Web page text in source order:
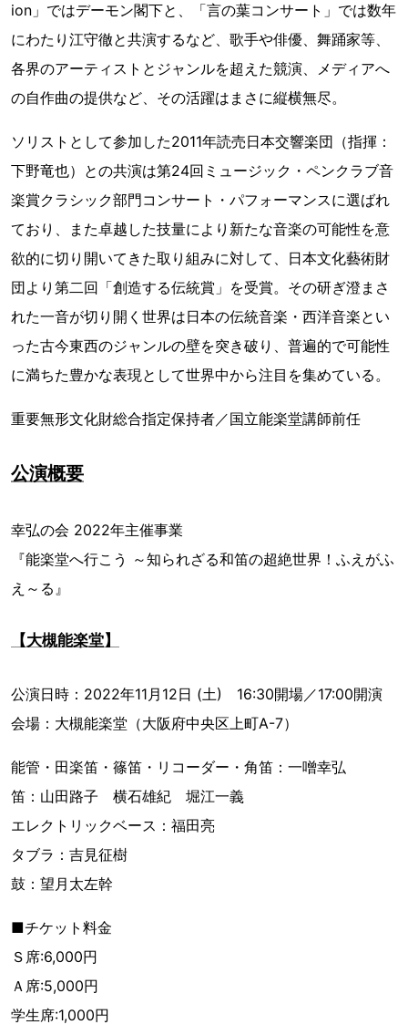
ion」ではデーモン閣下と、「言の葉コンサート」では数年
にわたり江守徹と共演するなど、歌手や俳優、舞踊家等、
各界のアーティストとジャンルを超えた競演、メディアへ
の自作曲の提供など、その活躍はまさに縦横無尽。
ソリストとして参加した2011年読売日本交響楽団（指揮：
下野竜也）との共演は第24回ミュージック・ペンクラブ音
楽賞クラシック部門コンサート・パフォーマンスに選ばれ
ており、また卓越した技量により新たな音楽の可能性を意
欲的に切り開いてきた取り組みに対して、日本文化藝術財
団より第二回「創造する伝統賞」を受賞。その研ぎ澄まさ
れた一音が切り開く世界は日本の伝統音楽・西洋音楽とい
った古今東西のジャンルの壁を突き破り、普遍的で可能性
に満ちた豊かな表現として世界中から注目を集めている。
重要無形文化財総合指定保持者／国立能楽堂講師前任
公演概要
幸弘の会 2022年主催事業
『能楽堂へ行こう ～知られざる和笛の超絶世界！ふえがふ
え～る』
【大槻能楽堂】
公演日時：2022年11月12日 (土) 16:30開場／17:00開演
会場：大槻能楽堂（大阪府中央区上町A-7）
能管・田楽笛・篠笛・リコーダー・角笛：一噌幸弘
笛：山田路子 横石雄紀 堀江一義
エレクトリックベース：福田亮
タブラ：吉見征樹
鼓：望月太左幹
■チケット料金
Ｓ席:6,000円
Ａ席:5,000円
学生席:1,000円